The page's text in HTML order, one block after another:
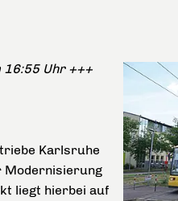
16:55 Uhr +++
Karlsruhe
Modernisierung
liegt hierbei auf